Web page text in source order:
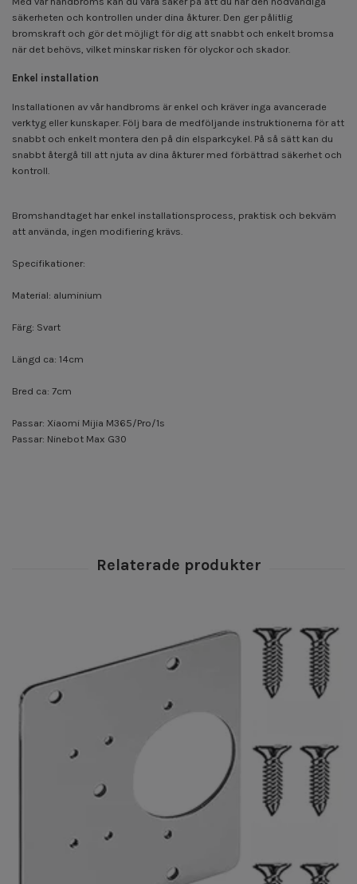
säkerheten och kontrollen under dina åkturer. Den ger pålitlig
bromskraft och gör det möjligt för dig att snabbt och enkelt bromsa
när det behövs, vilket minskar risken för olyckor och skador.
Enkel installation
Installationen av vår handbroms är enkel och kräver inga avancerade
verktyg eller kunskaper. Följ bara de medföljande instruktionerna för att
snabbt och enkelt montera den på din elsparkcykel. På så sätt kan du
snabbt återgå till att njuta av dina åkturer med förbättrad säkerhet och
kontroll.
Bromshandtaget har enkel installationsprocess, praktisk och bekväm
att använda, ingen modifiering krävs.
Specifikationer:
Material: aluminium
Färg: Svart
Längd ca: 14cm
Bred ca: 7cm
Passar: Xiaomi Mijia M365/Pro/1s
Passar: Ninebot Max G30